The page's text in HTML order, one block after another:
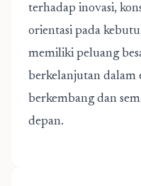
terhadap inovasi,
orientasi pada
memiliki peluang
berkelanjutan dalam
berkembang dan
depan.